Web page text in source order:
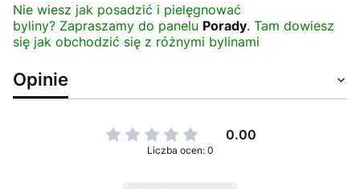
Nie wiesz jak posadzić i pielęgnować
byliny? Zapraszamy do panelu Porady. Tam dowiesz
się jak obchodzić się z różnymi bylinami
Opinie
0.00
Liczba ocen: 0